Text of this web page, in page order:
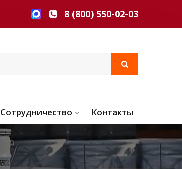
8 (800) 550-02-03
Сотрудничество Контакты